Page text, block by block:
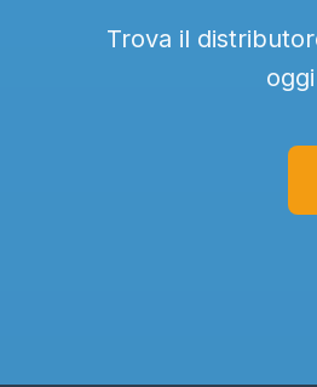
Trova il